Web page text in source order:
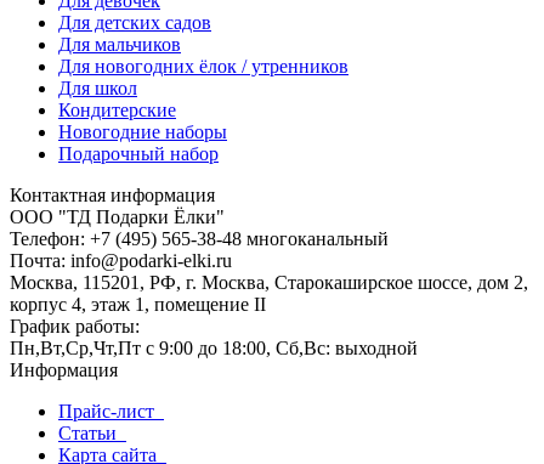
Для детских садов
Для мальчиков
Для новогодних ёлок / утренников
Для школ
Кондитерские
Новогодние наборы
Подарочный набор
Контактная информация
ООО "ТД Подарки Ёлки"
Телефон: +7 (495) 565-38-48 многоканальный
Почта: info@podarki-elki.ru
Москва, 115201, РФ, г. Москва, Старокаширское шоссе, дом 2,
корпус 4, этаж 1, помещение II
График работы:
Пн,Вт,Ср,Чт,Пт с 9:00 до 18:00, Сб,Вс: выходной
Информация
Прайс-лист
Статьи
Карта сайта